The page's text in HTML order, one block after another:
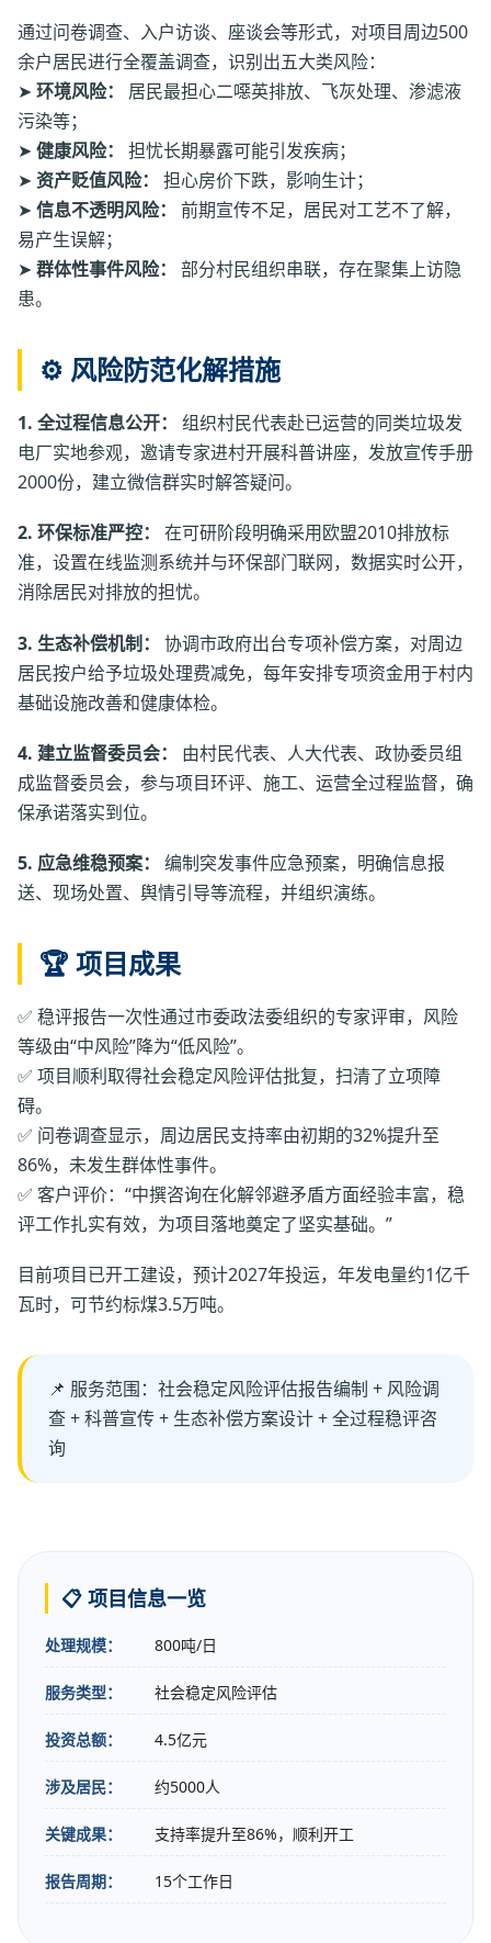
通过问卷调查、入户访谈、座谈会等形式，对项目周边500
余户居民进行全覆盖调查，识别出五大类风险：
➤ 环境风险：
居民最担心二噁英排放、飞灰处理、渗滤液
污染等；
➤ 健康风险：
担忧长期暴露可能引发疾病；
➤ 资产贬值风险：
担心房价下跌，影响生计；
➤ 信息不透明风险：
前期宣传不足，居民对工艺不了解，
易产生误解；
➤ 群体性事件风险：
部分村民组织串联，存在聚集上访隐
患。
⚙️ 风险防范化解措施
1. 全过程信息公开：
组织村民代表赴已运营的同类垃圾发
电厂实地参观，邀请专家进村开展科普讲座，发放宣传手册
2000份，建立微信群实时解答疑问。
2. 环保标准严控：
在可研阶段明确采用欧盟2010排放标
准，设置在线监测系统并与环保部门联网，数据实时公开，
消除居民对排放的担忧。
3. 生态补偿机制：
协调市政府出台专项补偿方案，对周边
居民按户给予垃圾处理费减免，每年安排专项资金用于村内
基础设施改善和健康体检。
4. 建立监督委员会：
由村民代表、人大代表、政协委员组
成监督委员会，参与项目环评、施工、运营全过程监督，确
保承诺落实到位。
5. 应急维稳预案：
编制突发事件应急预案，明确信息报
送、现场处置、舆情引导等流程，并组织演练。
🏆 项目成果
✅ 稳评报告一次性通过市委政法委组织的专家评审，风险
等级由“中风险”降为“低风险”。
✅ 项目顺利取得社会稳定风险评估批复，扫清了立项障
碍。
✅ 问卷调查显示，周边居民支持率由初期的32%提升至
86%，未发生群体性事件。
✅ 客户评价：“中撰咨询在化解邻避矛盾方面经验丰富，稳
评工作扎实有效，为项目落地奠定了坚实基础。”
目前项目已开工建设，预计2027年投运，年发电量约1亿千
瓦时，可节约标煤3.5万吨。
📌 服务范围：社会稳定风险评估报告编制 + 风险调
查 + 科普宣传 + 生态补偿方案设计 + 全过程稳评咨
询
📋 项目信息一览
处理规模： 800吨/日
服务类型： 社会稳定风险评估
投资总额： 4.5亿元
涉及居民： 约5000人
关键成果： 支持率提升至86%，顺利开工
报告周期： 15个工作日